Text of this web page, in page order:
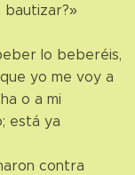
bautizar?»
lo beberéis,
yo me voy a
o a mi
está ya
contra